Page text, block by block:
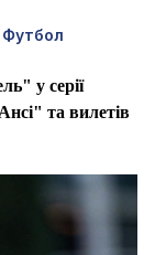
Футбол
у серії
та вилетів